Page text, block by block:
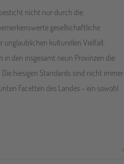
nicht nur durch die
gesellschaftliche
unglaublichen kulturellen Vielfalt.
in den insgesamt neun Provinzen die
hiesigen Standards sind nicht immer
Facetten des Landes - ein sowohl